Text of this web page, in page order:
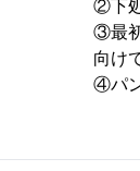
②下
③最
向け
④パ